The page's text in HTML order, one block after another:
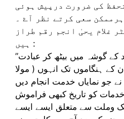
کی ضرورت درپیش ہوئی
سعی کرتے نظر آۓ ۔
غلام یحیٰ انجم رقم طراز
ہیں :
”۔۔۔۔۔۔۔ مسجد کے گوشہ میں بیٹھ کر عبادت
کے ہنگاموں تک انہوں ( مولا
جو نمایاں خدمت انجام دیں
کو تاریخ کبھی فراموش
وملت سے متعلق ایسے ایسے